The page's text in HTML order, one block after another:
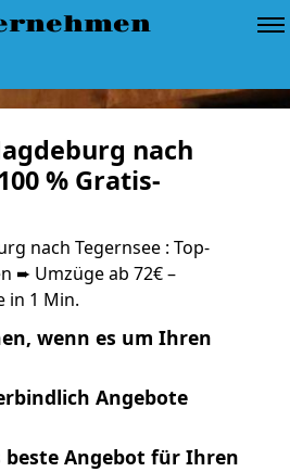
nach
% Gratis-
nach Tegernsee : Top-
➨ Umzüge ab 72€ –
in 1 Min.
wenn es um Ihren
Angebote
beste Angebot für Ihren